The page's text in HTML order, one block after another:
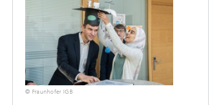
© Fraunhofer IGB